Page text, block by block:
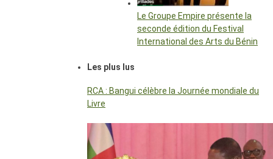
Le Groupe Empire présente la
seconde édition du Festival
International des Arts du Bénin
Les plus lus
RCA : Bangui célèbre la Journée mondiale du
Livre